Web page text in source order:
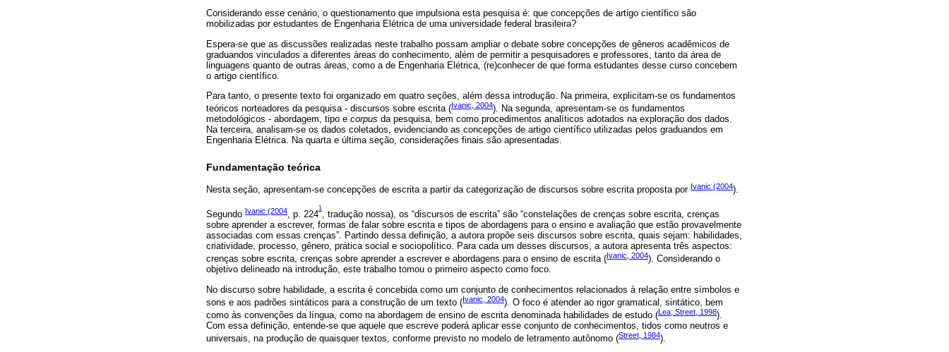
Considerando esse cenário, o questionamento que impulsiona esta pesquisa é: que concepções de artigo científico são
mobilizadas por estudantes de Engenharia Elétrica de uma universidade federal brasileira?
Espera-se que as discussões realizadas neste trabalho possam ampliar o debate sobre concepções de gêneros acadêmicos de
graduandos vinculados a diferentes áreas do conhecimento, além de permitir a pesquisadores e professores, tanto da área de
linguagens quanto de outras áreas, como a de Engenharia Elétrica, (re)conhecer de que forma estudantes desse curso concebem
o artigo científico.
Para tanto, o presente texto foi organizado em quatro seções, além dessa introdução. Na primeira, explicitam-se os fundamentos
teóricos norteadores da pesquisa - discursos sobre escrita (Ivanic, 2004). Na segunda, apresentam-se os fundamentos
metodológicos - abordagem, tipo e corpus da pesquisa, bem como procedimentos analíticos adotados na exploração dos dados.
Na terceira, analisam-se os dados coletados, evidenciando as concepções de artigo científico utilizadas pelos graduandos em
Engenharia Elétrica. Na quarta e última seção, considerações finais são apresentadas.
Fundamentação teórica
Nesta seção, apresentam-se concepções de escrita a partir da categorização de discursos sobre escrita proposta por Ivanic (2004).
Segundo Ivanic (2004 , p. 224
1
, tradução nossa), os “discursos de escrita” são “constelações de crenças sobre escrita, crenças
sobre aprender a escrever, formas de falar sobre escrita e tipos de abordagens para o ensino e avaliação que estão provavelmente
associadas com essas crenças”. Partindo dessa definição, a autora propõe seis discursos sobre escrita, quais sejam: habilidades,
criatividade, processo, gênero, prática social e sociopolítico. Para cada um desses discursos, a autora apresenta três aspectos:
crenças sobre escrita, crenças sobre aprender a escrever e abordagens para o ensino de escrita (Ivanic, 2004). Considerando o
objetivo delineado na introdução, este trabalho tomou o primeiro aspecto como foco.
No discurso sobre habilidade, a escrita é concebida como um conjunto de conhecimentos relacionados à relação entre símbolos e
sons e aos padrões sintáticos para a construção de um texto (Ivanic, 2004). O foco é atender ao rigor gramatical, sintático, bem
como às convenções da língua, como na abordagem de ensino de escrita denominada habilidades de estudo (Lea; Street, 1998).
Com essa definição, entende-se que aquele que escreve poderá aplicar esse conjunto de conhecimentos, tidos como neutros e
universais, na produção de quaisquer textos, conforme previsto no modelo de letramento autônomo (Street, 1984).